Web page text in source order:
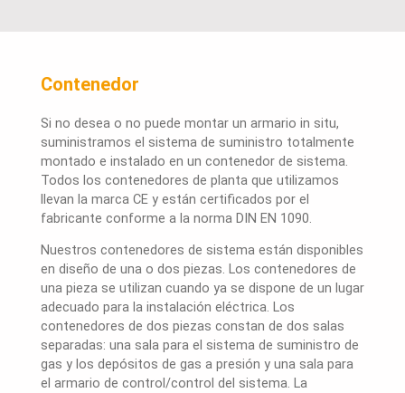
Contenedor
Si no desea o no puede montar un armario in situ,
suministramos el sistema de suministro totalmente
montado e instalado en un contenedor de sistema.
Todos los contenedores de planta que utilizamos
llevan la marca CE y están certificados por el
fabricante conforme a la norma DIN EN 1090.
Nuestros contenedores de sistema están disponibles
en diseño de una o dos piezas. Los contenedores de
una pieza se utilizan cuando ya se dispone de un lugar
adecuado para la instalación eléctrica. Los
contenedores de dos piezas constan de dos salas
separadas: una sala para el sistema de suministro de
gas y los depósitos de gas a presión y una sala para
el armario de control/control del sistema. La